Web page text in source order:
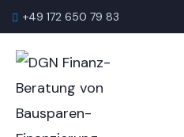
+49 172 650 79 83